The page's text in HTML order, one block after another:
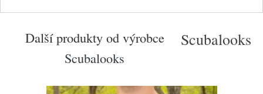
Další produkty od výrobce
Scubalooks
Scubalooks